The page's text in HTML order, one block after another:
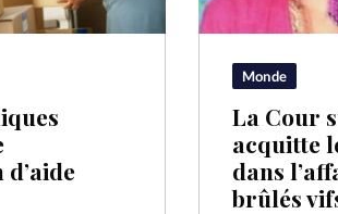
Monde
La Cour
acquitte
dans
brûlés